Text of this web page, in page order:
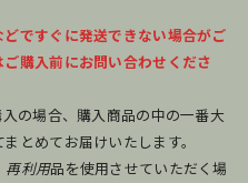
ですぐに発送できない場合がご
購入前にお問い合わせくださ
の場合、購入商品の中の一番大
とめてお届けいたします。
再利用品を使用させていただく場